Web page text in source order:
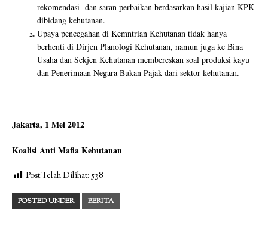
rekomendasi dan saran perbaikan berdasarkan hasil kajian KPK
dibidang kehutanan.
Upaya pencegahan di Kemntrian Kehutanan tidak hanya
berhenti di Dirjen Planologi Kehutanan, namun juga ke Bina
Usaha dan Sekjen Kehutanan membereskan soal produksi kayu
dan Penerimaan Negara Bukan Pajak dari sektor kehutanan.
Jakarta, 1 Mei 2012
Koalisi Anti Mafia Kehutanan
Post Telah Dilihat: 538
POSTED UNDER BERITA